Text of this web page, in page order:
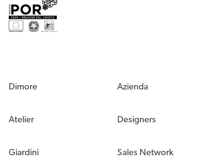
Dimore
Atelier
Giardini
Azienda
Designers
Sales Network